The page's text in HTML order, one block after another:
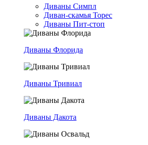
Диваны Симпл
Диван-скамья Торес
Диваны Пит-стоп
Диваны Флорида
Диваны Тривиал
Диваны Дакота